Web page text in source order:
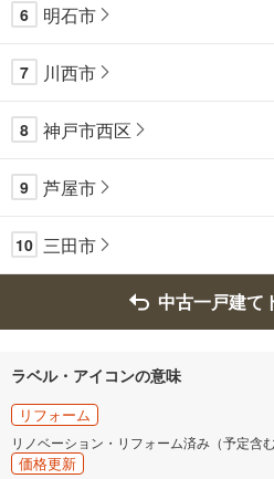
6 明石市
7 川西市
8 神戸市西区
9 芦屋市
10 三田市
中古一戸建て
ラベル・アイコンの意味
リフォーム
リノベーション・リフォーム済み（予定含
価格更新